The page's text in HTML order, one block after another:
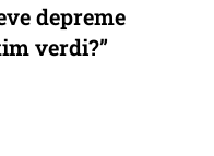
depreme
verdi?”